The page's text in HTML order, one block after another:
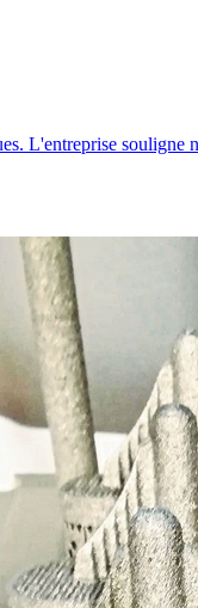
L'entreprise souligne